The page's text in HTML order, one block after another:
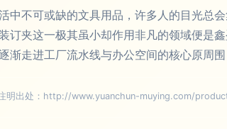
中不可或缺的文具用品，许多人的目光总
订夹这一极其虽小却作用非凡的领域便是
渐走进工厂流水线与办公空间的核心原周围
明出处：http://www.yuanchun-muying.com/